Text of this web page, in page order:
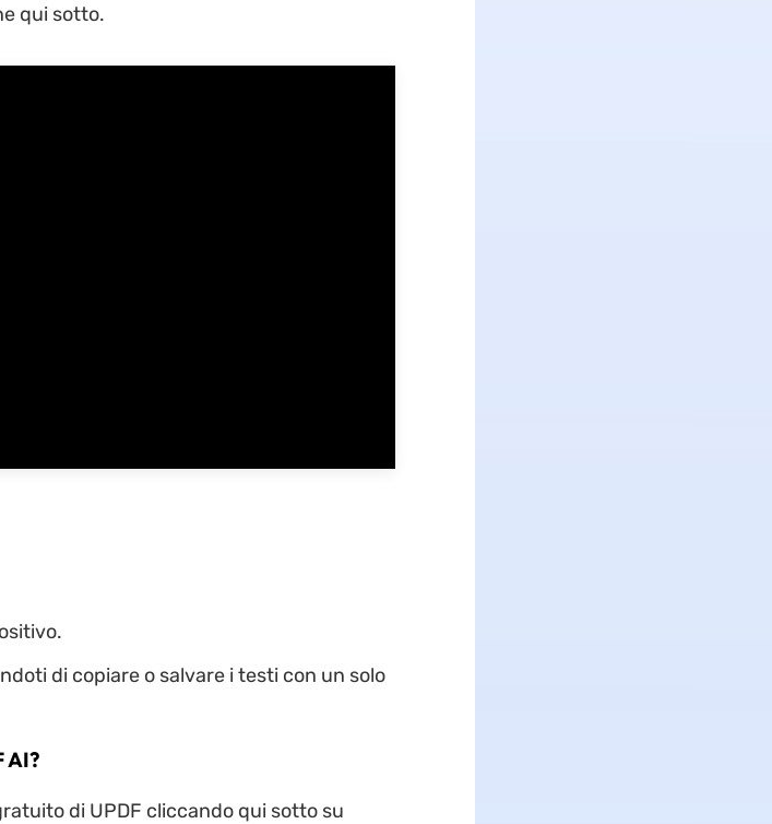
qui sotto.
di copiare o salvare i testi con un solo
AI?
di UPDF cliccando qui sotto su